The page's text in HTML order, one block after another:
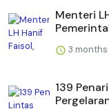
Menteri
3 months
139